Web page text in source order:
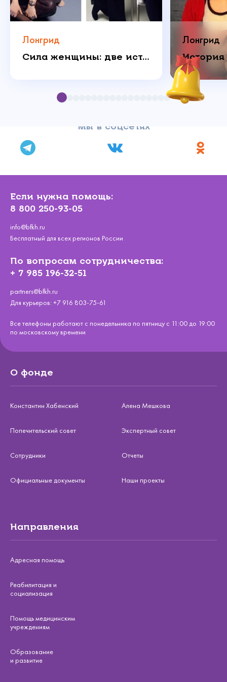
Лонгрид
Сила женщины: две истории о любви, которая побеждает
Лонгрид
Мы в соцсетях
Если нужна помощь:
8 800 250-93-05
info@bfkh.ru
Бесплатный для всех регионов России
По вопросам сотрудничества:
+ 7 985 196-32-51
partners@bfkh.ru
Для курьеров: +7 916 803-75-61
Все телефоны работают с понедельника по пятницу с 11:00 до 19:00
по московскому времени
О фонде
Константин Хабенский Алена Мешкова
Попечительский совет Экспертный совет
Сотрудники Отчеты
Официальные документы Наши проекты
Направления
Адресная помощь
Реабилитация и
социализация
Помощь медицинским
учреждениям
Образование
и развитие